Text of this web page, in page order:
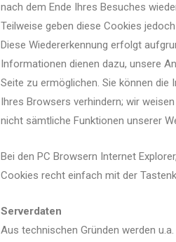
nach dem Ende Ihres Besuches
Teilweise geben diese Cookies
Diese Wiedererkennung erfolgt
Informationen dienen dazu, unsere
Seite zu ermöglichen. Sie können die
Ihres Browsers verhindern; wir
nicht sämtliche Funktionen unserer
Bei den PC Browsern Internet
Cookies recht einfach mit der
Serverdaten
Aus technischen Gründen werden